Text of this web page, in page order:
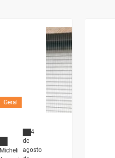
Geral
Micheli
4
de
agosto